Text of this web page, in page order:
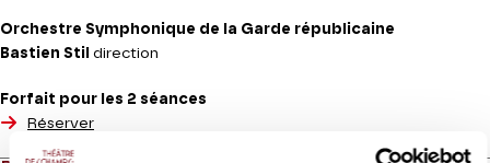
Orchestre Symphonique de la Garde républicaine
Bastien Stil direction
Forfait pour les 2 séances
Réserver